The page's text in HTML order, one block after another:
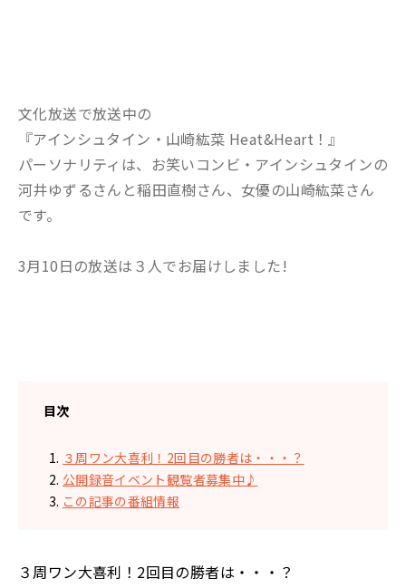
文化放送で放送中の
『アインシュタイン・山崎紘菜 Heat&Heart！』
パーソナリティは、お笑いコンビ・アインシュタインの
河井ゆずるさんと稲田直樹さん、女優の山崎紘菜さん
です。
3月10日の放送は３人でお届けしました!
目次
３周ワン大喜利！2回目の勝者は・・・？
公開録音イベント観覧者募集中♪
この記事の番組情報
３周ワン大喜利！2回目の勝者は・・・？